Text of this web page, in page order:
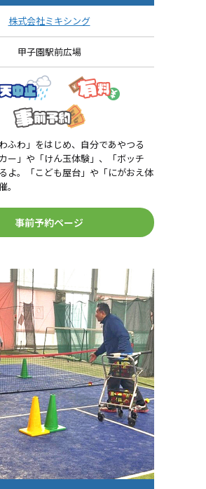
株式会社ミキシング
甲子園駅前広場
ふわ」をはじめ、自分であやつる
ー」や「けん玉体験」、「ボッチ
よ。「こども屋台」や「にがおえ体
。
事前予約ページ